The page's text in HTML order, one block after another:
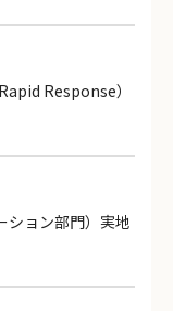
Response）
ション部門）実地